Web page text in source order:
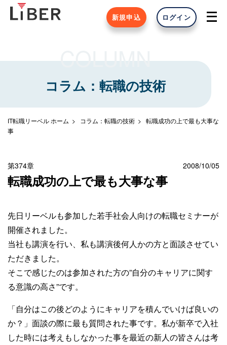
新規申込 ログイン
COLUMN
コラム：転職の技術
IT転職リーベル ホーム コラム：転職の技術
転職成功の上で最も大事な
事
第374章 2008/10/05
転職成功の上で最も大事な事
先日リーベルも参加した若手社会人向けの転職セミナーが
開催されました。
当社も講演を行い、私も講演後何人かの方と面談させてい
ただきました。
そこで感じたのは参加された方の”自分のキャリアに関す
る意識の高さ”です。
「自分はこの後どのようにキャリアを積んでいけば良いの
か？」面談の際に最も質問された事です。私が新卒で入社
した時には考えもしなかった事を最近の新人の皆さんは考